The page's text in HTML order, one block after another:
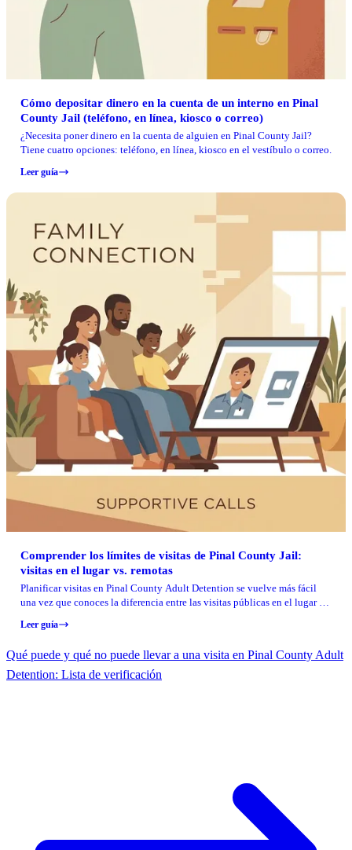
Cómo depositar dinero en la cuenta de un interno en Pinal
County Jail (teléfono, en línea, kiosco o correo)
¿Necesita poner dinero en la cuenta de alguien en Pinal County Jail?
Tiene cuatro opciones: teléfono, en línea, kiosco en el vestíbulo o correo.
Leer guía
Comprender los límites de visitas de Pinal County Jail:
visitas en el lugar vs. remotas
Planificar visitas en Pinal County Adult Detention se vuelve más fácil
una vez que conoces la diferencia entre las visitas públicas en el lugar y
planificar sin sorpresas.
Leer guía
Qué puede y qué no puede llevar a una visita en Pinal County Adult
Detention: Lista de verificación